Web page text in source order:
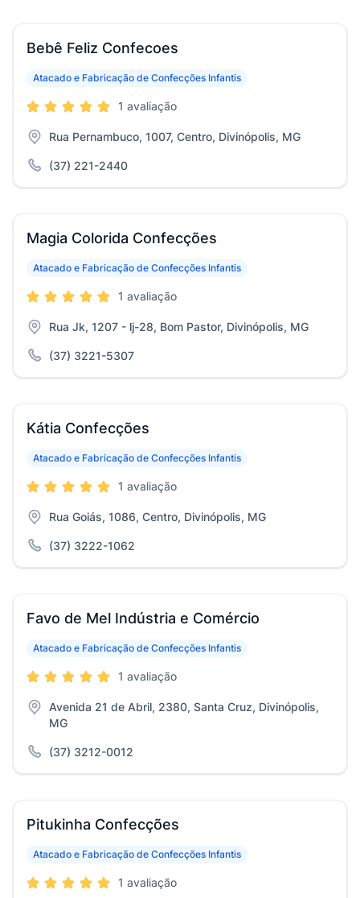
Bebê Feliz Confecoes
Atacado e Fabricação de Confecções Infantis
1 avaliação
Rua Pernambuco, 1007, Centro, Divinópolis, MG
(37) 221-2440
Magia Colorida Confecções
Atacado e Fabricação de Confecções Infantis
1 avaliação
Rua Jk, 1207 - lj-28, Bom Pastor, Divinópolis, MG
(37) 3221-5307
Kátia Confecções
Atacado e Fabricação de Confecções Infantis
1 avaliação
Rua Goiás, 1086, Centro, Divinópolis, MG
(37) 3222-1062
Favo de Mel Indústria e Comércio
Atacado e Fabricação de Confecções Infantis
1 avaliação
Avenida 21 de Abril, 2380, Santa Cruz, Divinópolis,
MG
(37) 3212-0012
Pitukinha Confecções
Atacado e Fabricação de Confecções Infantis
1 avaliação